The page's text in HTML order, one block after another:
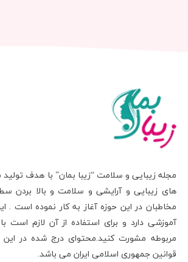
مجله زیبایی و سلامت “زیبا بمان” با هدف تولید
های زیبایی و آرایشی و سلامت و بالا بردن
مخاطبان در این حوزه آغاز به کار نموده است .
آموزشی دارد و برای استفاده از آن لازم
مربوطه مشورت کنید.محتوای درج شده در این
قوانین جمهوری اسلامی ایران می باشد.